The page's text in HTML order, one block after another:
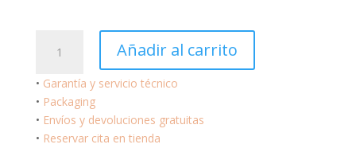
Radiocontrol
CB5001-
Añadir al carrito
• Garantía y servicio técnico
• Packaging
• Envíos y devoluciones gratuitas
• Reservar cita en tienda